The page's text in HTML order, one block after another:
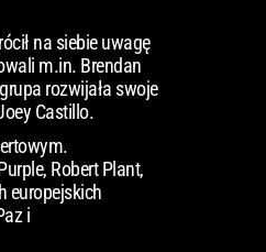
na siebie uwagę
m.in. Brendan
rozwijała swoje
Castillo.
Robert Plant,
europejskich
i